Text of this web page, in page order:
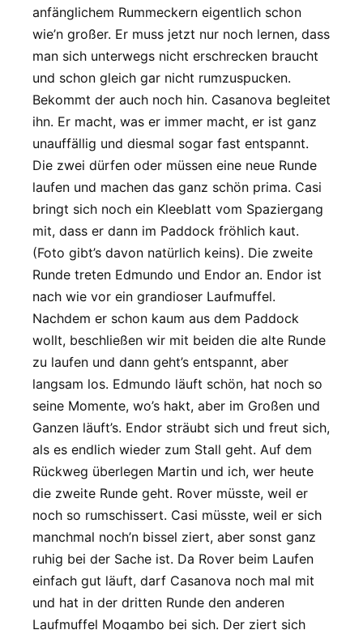
anfänglichem Rummeckern eigentlich schon
wie’n großer. Er muss jetzt nur noch lernen, dass
man sich unterwegs nicht erschrecken braucht
und schon gleich gar nicht rumzuspucken.
Bekommt der auch noch hin. Casanova begleitet
ihn. Er macht, was er immer macht, er ist ganz
unauffällig und diesmal sogar fast entspannt.
Die zwei dürfen oder müssen eine neue Runde
laufen und machen das ganz schön prima. Casi
bringt sich noch ein Kleeblatt vom Spaziergang
mit, dass er dann im Paddock fröhlich kaut.
(Foto gibt’s davon natürlich keins). Die zweite
Runde treten Edmundo und Endor an. Endor ist
nach wie vor ein grandioser Laufmuffel.
Nachdem er schon kaum aus dem Paddock
wollt, beschließen wir mit beiden die alte Runde
zu laufen und dann geht’s entspannt, aber
langsam los. Edmundo läuft schön, hat noch so
seine Momente, wo’s hakt, aber im Großen und
Ganzen läuft’s. Endor sträubt sich und freut sich,
als es endlich wieder zum Stall geht. Auf dem
Rückweg überlegen Martin und ich, wer heute
die zweite Runde geht. Rover müsste, weil er
noch so rumschissert. Casi müsste, weil er sich
manchmal noch’n bissel ziert, aber sonst ganz
ruhig bei der Sache ist. Da Rover beim Laufen
einfach gut läuft, darf Casanova noch mal mit
und hat in der dritten Runde den anderen
Laufmuffel Mogambo bei sich. Der ziert sich